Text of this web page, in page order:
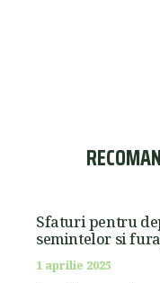
Sfaturi pentru
semintelor si
1 aprilie 2025